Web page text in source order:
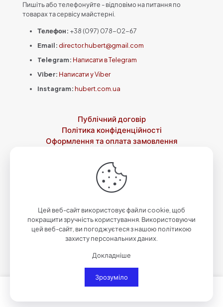
Пишіть або телефонуйте - відповімо на питання по
товарах та сервісу майстерні.
Телефон: +38 (097) 078-02-67
Email: director.hubert@gmail.com
Telegram: Написати в Telegram
Viber: Написати у Viber
Instagram:hubert.com.ua
Публічний договір
Політика конфіденційності
Оформлення та оплата замовлення
Контакти
© 2023-2026 Зброярня святого Губерта by
Цей веб-сайт використовує файли cookie, щоб
покращити зручність користування. Використовуючи
цей веб-сайт, ви погоджуєтеся з нашою політикою
захисту персональних даних.
Докладніше
Зрозуміло